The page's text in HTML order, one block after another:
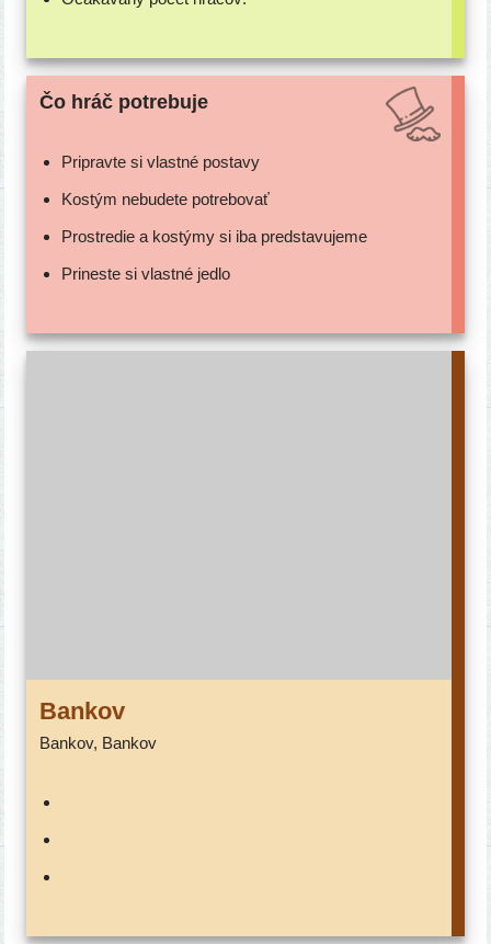
Čo hráč potrebuje
Pripravte si vlast­né postavy
Kostým nebu­de­te potrebovať
Prostredie a kos­tý­my si iba predstavujeme
Prineste si vlast­né jedlo
Bankov
Bankov, Bankov